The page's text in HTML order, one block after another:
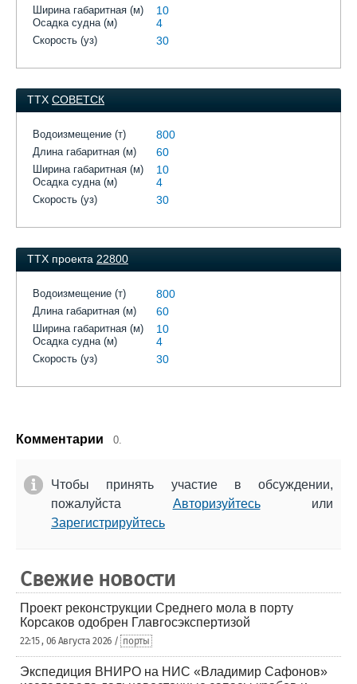
Ширина габаритная (м) 10
Осадка судна (м) 4
Скорость (уз) 30
ТТХ СОВЕТСК
Водоизмещение (т) 800
Длина габаритная (м) 60
Ширина габаритная (м) 10
Осадка судна (м) 4
Скорость (уз) 30
ТТХ проекта 22800
Водоизмещение (т) 800
Длина габаритная (м) 60
Ширина габаритная (м) 10
Осадка судна (м) 4
Скорость (уз) 30
Комментарии 0.
Чтобы принять участие в обсуждении,
пожалуйста Авторизуйтесьили
Зарегистрируйтесь
Свежие новости
Проект реконструкции Среднего мола в порту
Корсаков одобрен Главгосэкспертизой
22:15 , 06 Августа 2026 / порты
Экспедиция ВНИРО на НИС «Владимир Сафонов»